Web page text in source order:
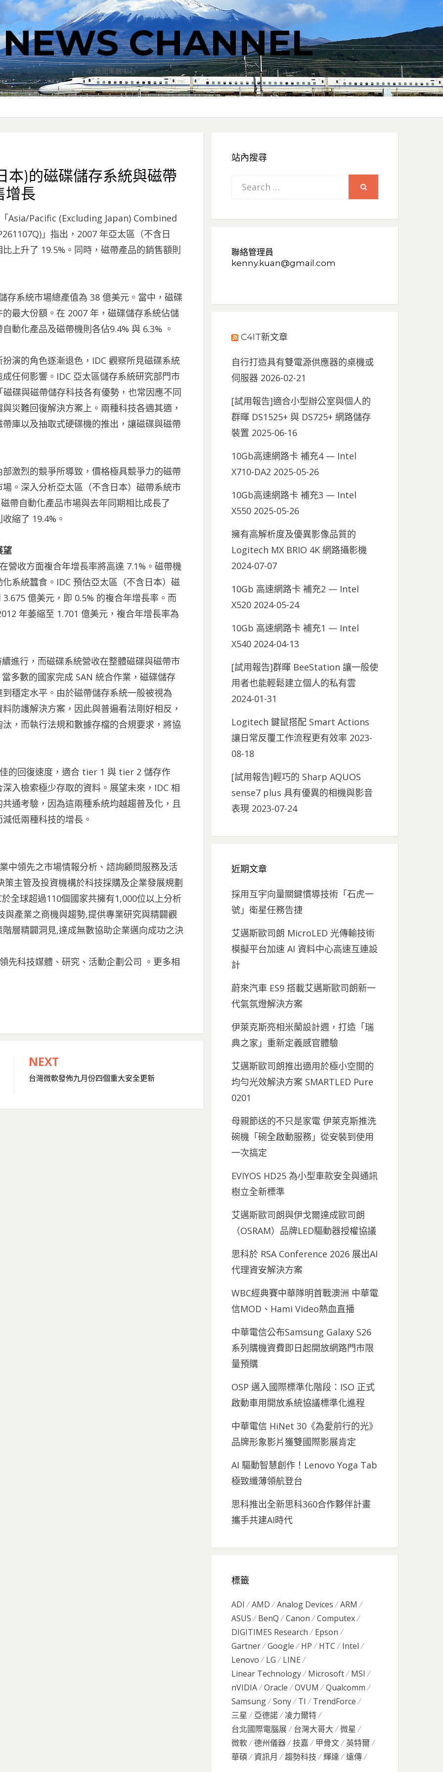
CHANNEL
4C新聞集散中心
本)的磁碟儲存系統與磁帶
增長
Asia/Pacific (Excluding Japan) Combined
」指出，2007 年亞太區（不含日
上升了 19.5%。同時，磁帶產品的銷售額則
存系統市場總產值為 38 億美元。當中，磁碟
最大份額。在 2007 年，磁碟儲存系統佔儲
動化產品及磁帶機則各佔9.4% 與 6.3% 。
演的角色逐漸退色，IDC 觀察所見磁碟系統
任何影響。IDC 亞太區儲存系統研究部門市
碟與磁帶儲存科技各有優勢，也常因應不同
災難回復解決方案上。兩種科技各適其適，
庫以及抽取式硬碟機的推出，讓磁碟與磁帶
激烈的競爭所導致，價格極具競爭力的磁帶
。深入分析亞太區（不含日本）磁帶系統市
帶自動化產品市場與去年同期相比成長了
縮了 19.4%。
望
營收方面複合年增長率將高達 7.1%。磁帶機
系統蠶食。IDC 預估亞太區（不含日本）磁
億美元，即 0.5% 的複合年增長率。而
年萎縮至 1.701 億美元，複合年增長率為
進行，而磁碟系統營收在整體磁碟與磁帶市
多數的國家完成 SAN 統合作業，磁碟儲存
穩定水平。由於磁帶儲存系統一般被視為
防護解決方案，因此與普遍看法剛好相反，
，而執行法規和數據存檔的合規要求，將協
的回復速度，適合 tier 1 與 tier 2 儲存作
入檢索極少存取的資料。展望未來，IDC 相
通考驗，因為這兩種系統均越趨普及化，且
低兩種科技的增長。
中領先之市場情報分析、諮詢顧問服務及活
主管及投資機構於科技採購及企業發展規劃
全球超過110個國家共擁有1,000位以上分析
產業之商機與趨勢,提供專業研究與精闢觀
層精闢洞見,達成無數協助企業邁向成功之決
先科技媒體、研究、活動企劃公司 。更多相
NEXT
台灣微軟發佈九月份四個重大安全更新
站內搜尋
Search
聯絡管理員
kenny.kuan@gmail.com
C4IT新文章
自行打造具有雙電源供應器的桌機或
伺服器 2026-02-21
[試用報告]適合小型辦公室與個人的
群暉 DS1525+ 與 DS725+ 網路儲存
裝置 2025-06-16
10Gb高速網路卡 補充4 — Intel
X710-DA2 2025-05-26
10Gb高速網路卡 補充3 — Intel
X550 2025-05-26
擁有高解析度及優異影像品質的
Logitech MX BRIO 4K 網路攝影機
2024-07-07
10Gb 高速網路卡 補充2 — Intel
X520 2024-05-24
10Gb 高速網路卡 補充1 — Intel
X540 2024-04-13
[試用報告]群暉 BeeStation 讓一般使
用者也能輕鬆建立個人的私有雲
2024-01-31
Logitech 鍵鼠搭配 Smart Actions
讓日常反覆工作流程更有效率 2023-
08-18
[試用報告]輕巧的 Sharp AQUOS
sense7 plus 具有優異的相機與影音
表現 2023-07-24
近期文章
採用互宇向量關鍵慣導技術「石虎一
號」衛星任務告捷
艾邁斯歐司朗 MicroLED 光傳輸技術
模擬平台加速 AI 資料中心高速互連設
計
蔚來汽車 ES9 搭載艾邁斯歐司朗新一
代氣氛燈解決方案
伊萊克斯亮相米蘭設計週，打造「瑞
典之家」重新定義感官體驗
艾邁斯歐司朗推出適用於極小空間的
均勻光效解決方案 SMARTLED Pure
0201
母親節送的不只是家電 伊萊克斯推洗
碗機「碗全啟動服務」從安裝到使用
一次搞定
EVIYOS HD25 為小型車款安全與通訊
樹立全新標準
艾邁斯歐司朗與伊戈爾達成歐司朗
（OSRAM）品牌LED驅動器授權協議
思科於 RSA Conference 2026 展出AI
代理資安解決方案
WBC經典賽中華隊明首戰澳洲 中華電
信MOD、Hami Video熱血直播
中華電信公布Samsung Galaxy S26
系列購機資費即日起開放網路門市限
量預購
OSP 邁入國際標準化階段：ISO 正式
啟動車用開放系統協議標準化進程
中華電信 HiNet 30《為愛前行的光》
品牌形象影片獲雙國際影展肯定
AI 驅動智慧創作！Lenovo Yoga Tab
極致纖薄領航登台
思科推出全新思科360合作夥伴計畫
攜手共建AI時代
標籤
ADI AMD Analog Devices
ARM
ASUS
BenQ Canon
Computex
DIGITIMES Research
Epson
Gartner
Google HP HTC
Intel
Lenovo
LG
LINE
Linear Technology
Microsoft
MSI
nVIDIA
Oracle OVUM
Qualcomm
Samsung
Sony TI
TrendForce
三星
亞德諾
凌力爾特
台北國際電腦展
台灣大哥大
微星
微軟
德州儀器 技嘉 甲骨文
英特爾
華碩
資訊月 趨勢科技 輝達 遠傳